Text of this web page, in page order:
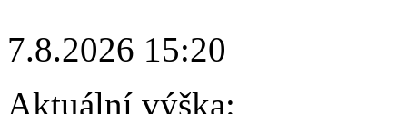
7.8.2026 15:20
Aktuální výška: